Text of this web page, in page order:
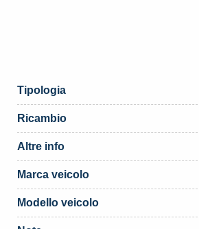
Tipologia
Ricambio
Altre info
Marca veicolo
Modello veicolo